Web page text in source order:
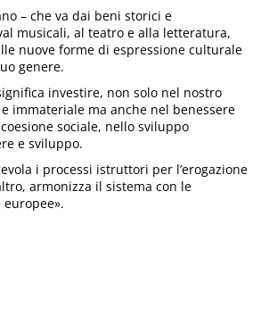
– che va dai beni storici e
musicali, al teatro e alla letteratura,
nuove forme di espressione culturale
genere.
investire, non solo nel nostro
immateriale ma anche nel benessere
sociale, nello sviluppo
e sviluppo.
i processi istruttori per l’erogazione
armonizza il sistema con le